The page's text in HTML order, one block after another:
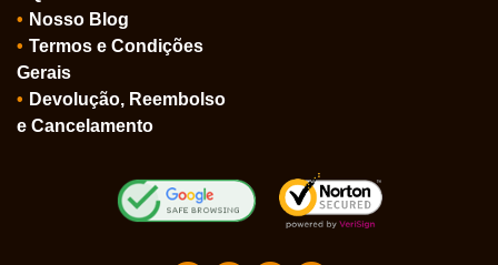
Nosso Blog
Termos e Condições
Gerais
Devolução, Reembolso
e Cancelamento